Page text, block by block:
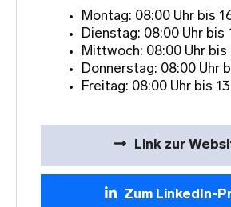
Montag: 08:00 Uhr bis
Dienstag: 08:00 Uhr bis
Mittwoch: 08:00 Uhr bis
Donnerstag: 08:00 Uhr
Freitag: 08:00 Uhr bis
Link zur
Zum LinkedIn-